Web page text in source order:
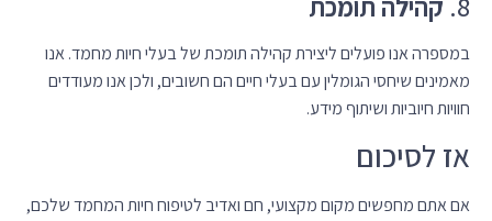
במספרה אנו פועלים ליצירת קהילה תומכת של בעלי חיות מחמד. אנו
מאמינים שיחסי הגומלין עם בעלי חיים הם חשובים, ולכן אנו מעודדים
חוויות חיוביות ושיתוף מידע.
אז לסיכום
אם אתם מחפשים מקום מקצועי, חם ואדיב לטיפוח חיות המחמד שלכם,